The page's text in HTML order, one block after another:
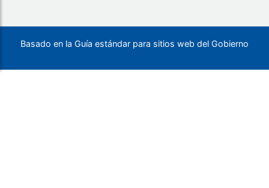
Basado en la Guía estándar para sitios web del Gobierno